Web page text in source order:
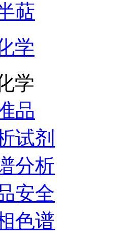
萜
学
学
品
试剂
分析
安全
色谱